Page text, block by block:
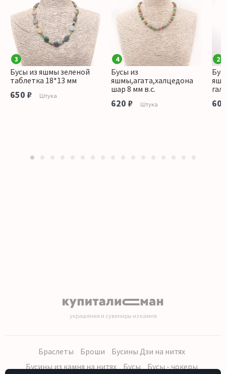
3
Бусы из яшмы зеленой
таблетка 18*13 мм
650 ₽ Штука
4
Бусы из
яшмы,агата,халцедона
шар 8 мм в.с.
620 ₽ Штука
2
украшения и сувениры из камня
Браслеты Броши
Бусины Дзи на нитях
Бусины из камня на нитях
Бусы Бусы - чокеры